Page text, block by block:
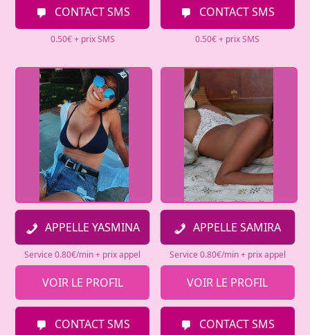
CONTACT SMS
0.50€ + prix SMS
CONTACT SMS
0.50€ + prix SMS
APPELLE YASMINA
Service 0.80€/min + prix appel
VOIR LE PROFIL
CONTACT SMS
APPELLE SAMIRA
Service 0.80€/min + prix appel
VOIR LE PROFIL
CONTACT SMS